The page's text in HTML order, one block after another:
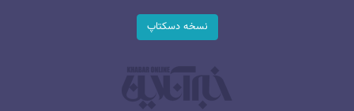
نسخه دسکتاپ